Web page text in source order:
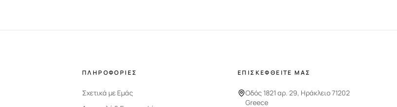
ΠΛΗΡΟΦΟΡΙΕΣ
Σχετικά με Εμάς
ΕΠΙΣΚΕΦΘΕΙΤΕ ΜΑΣ
Οδός 1821 αρ. 29, Ηράκλειο 71202
Greece